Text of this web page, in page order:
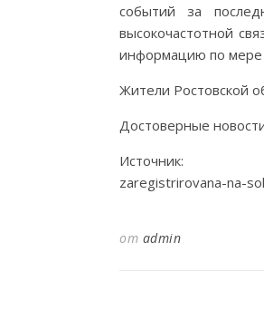
событий за
высокочастотной
информацию по мере
Жители Ростовской
Достоверные
Источник: http://
zaregistrirovana-na-
от admin